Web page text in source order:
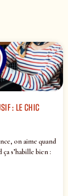
: LE CHIC
on aime quand
s’habille bien :